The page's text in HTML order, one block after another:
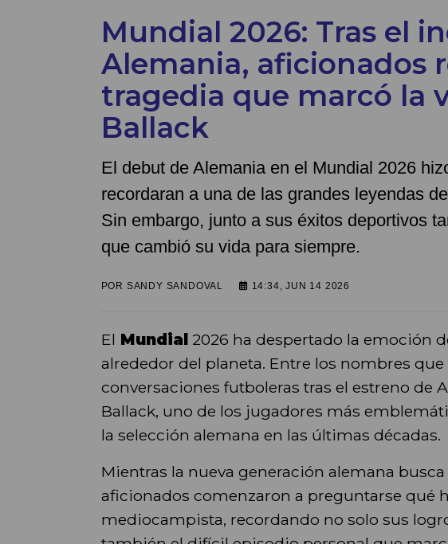
Mundial 2026: Tras el
Alemania, aficionados
tragedia que marcó la
Ballack
El debut de Alemania en el Mundial 2026
recordaran a una de las grandes leyendas
Sin embargo, junto a sus éxitos deportivos
que cambió su vida para siempre.
POR SANDY SANDOVAL 14:34, JUN 14 2026
El Mundial2026 ha despertado la emoción
alrededor del planeta. Entre los nombres
conversaciones futboleras tras el estreno de
Ballack, uno de los jugadores más
la selección alemana en las últimas décadas.
Mientras la nueva generación alemana
aficionados comenzaron a preguntarse qué
mediocampista, recordando no solo sus